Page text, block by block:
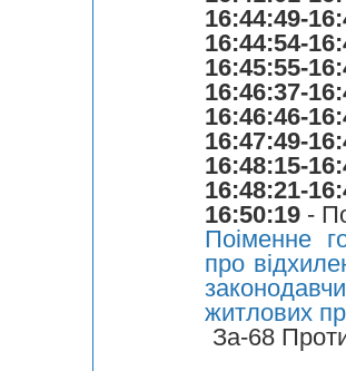
16:44:49-
16:44:54-
16:45:55-
16:46:37-
16:46:46-
16:47:49-
16:48:15-
16:48:21-
16:50:19 -
Поіменне
про
житлових
За-68